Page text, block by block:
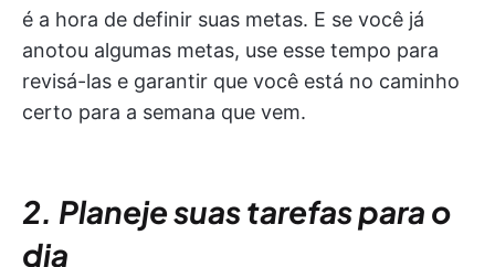
é a hora de definir suas metas. E se você já
anotou algumas metas, use esse tempo para
revisá-las e garantir que você está no caminho
certo para a semana que vem.
2. Planeje suas tarefas para o
dia